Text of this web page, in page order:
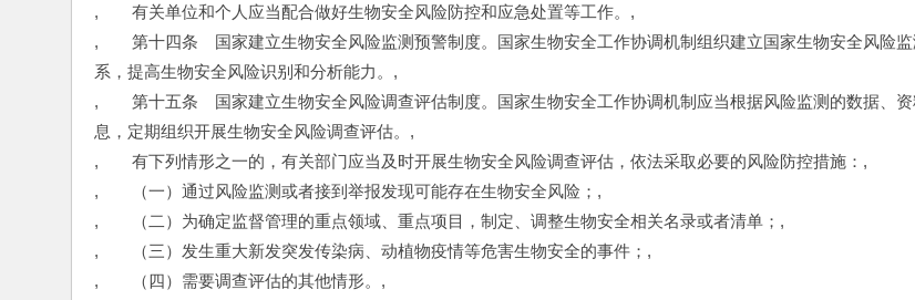
,　　有关单位和个人应当配合做好生物安全风险防控和应急处置等工作。,
,　　第十四条　国家建立生物安全风险监测预警制度。国家生物安全工作协调机制组织建立国家生物安全风险
系，提高生物安全风险识别和分析能力。,
,　　第十五条　国家建立生物安全风险调查评估制度。国家生物安全工作协调机制应当根据风险监测的数据、
息，定期组织开展生物安全风险调查评估。,
,　　有下列情形之一的，有关部门应当及时开展生物安全风险调查评估，依法采取必要的风险防控措施：,
,　　（一）通过风险监测或者接到举报发现可能存在生物安全风险；,
,　　（二）为确定监督管理的重点领域、重点项目，制定、调整生物安全相关名录或者清单；,
,　　（三）发生重大新发突发传染病、动植物疫情等危害生物安全的事件；,
,　　（四）需要调查评估的其他情形。,